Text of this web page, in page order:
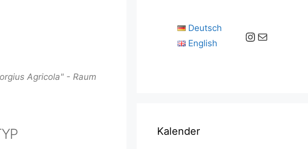
Agricola" - Raum
Deutsch
English
Instagram E-Mail
Kalender